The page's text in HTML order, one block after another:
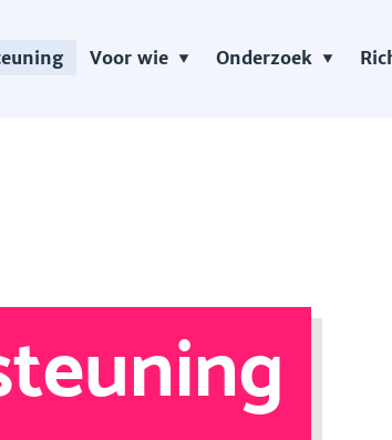
Voor wie Onderzoek